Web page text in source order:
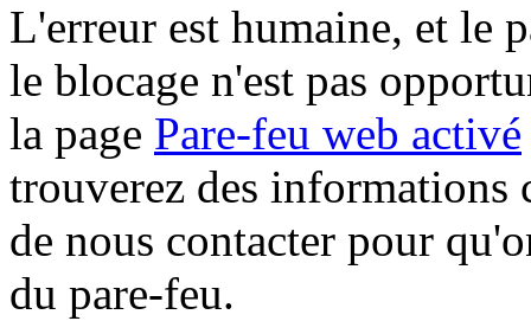
L'erreur est humaine, et le
le blocage n'est pas
la page Pare-feu web activé
trouverez des informations
de nous contacter pour
du pare-feu.